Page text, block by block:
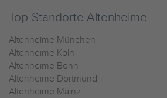
Top-Standorte Altenheime
Altenheime München
Altenheime Köln
Altenheime Bonn
Altenheime Dortmund
Altenheime Mainz